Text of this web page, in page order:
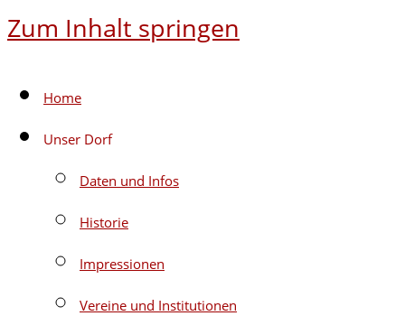
Zum Inhalt springen
Home
Unser Dorf
Daten und Infos
Historie
Impressionen
Vereine und Institutionen